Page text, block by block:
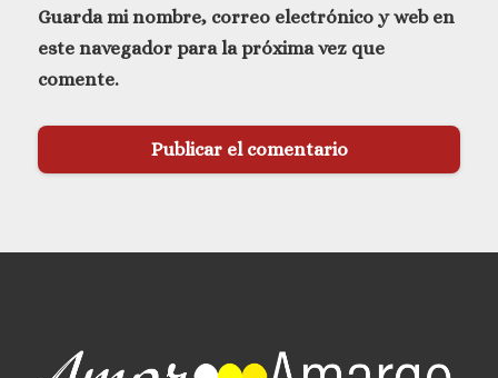
Guarda mi nombre, correo electrónico y web en
este navegador para la próxima vez que
comente.